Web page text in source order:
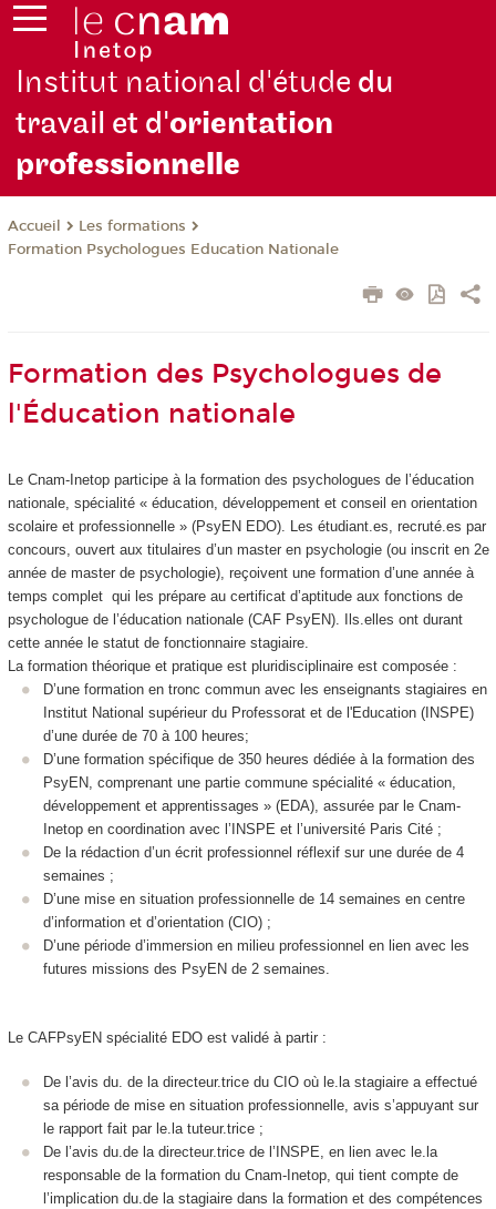
Institut national d'étude du
travail et d'orientation
professionnelle
Accueil
Les formations
Formation Psychologues Education Nationale
Formation des Psychologues de
l'Éducation nationale
Le Cnam-Inetop participe à la formation des psychologues de l’éducation
nationale, spécialité « éducation, développement et conseil en orientation
scolaire et professionnelle » (PsyEN EDO). Les étudiant.es, recruté.es par
concours, ouvert aux titulaires d’un master en psychologie (ou inscrit en 2e
année de master de psychologie), reçoivent une formation d’une année à
temps complet qui les prépare au certificat d’aptitude aux fonctions de
psychologue de l’éducation nationale (CAF PsyEN). Ils.elles ont durant
cette année le statut de fonctionnaire stagiaire.
La formation théorique et pratique est pluridisciplinaire est composée :
D’une formation en tronc commun avec les enseignants stagiaires en
Institut National supérieur du Professorat et de l'Education (INSPE)
d’une durée de 70 à 100 heures;
D’une formation spécifique de 350 heures dédiée à la formation des
PsyEN, comprenant une partie commune spécialité « éducation,
développement et apprentissages » (EDA), assurée par le Cnam-
Inetop en coordination avec l’INSPE et l’université Paris Cité ;
De la rédaction d’un écrit professionnel réflexif sur une durée de 4
semaines ;
D’une mise en situation professionnelle de 14 semaines en centre
d’information et d’orientation (CIO) ;
D’une période d’immersion en milieu professionnel en lien avec les
futures missions des PsyEN de 2 semaines.
Le CAFPsyEN spécialité EDO est validé à partir :
De l’avis du. de la directeur.trice du CIO où le.la stagiaire a effectué
sa période de mise en situation professionnelle, avis s’appuyant sur
le rapport fait par le.la tuteur.trice ;
De l’avis du.de la directeur.trice de l’INSPE, en lien avec le.la
responsable de la formation du Cnam-Inetop, qui tient compte de
l’implication du.de la stagiaire dans la formation et des compétences